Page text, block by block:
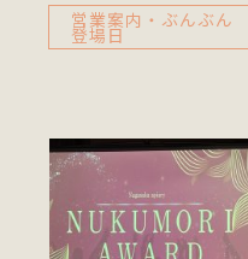
営業案内・ぶんぶん
登場日